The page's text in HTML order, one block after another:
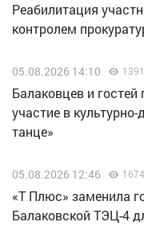
Реабилитация
контролем
05.08.2026 14:10 1391
Балаковцев и
участие в
танце»
05.08.2026 12:46 1674
«Т Плюс» заменила
Балаковской ТЭЦ-4